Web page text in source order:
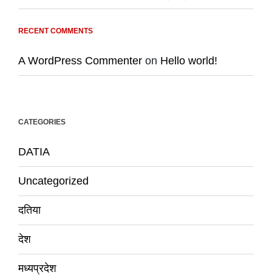
RECENT COMMENTS
A WordPress Commenter on Hello world!
CATEGORIES
DATIA
Uncategorized
दतिया
देश
मध्यप्रदेश